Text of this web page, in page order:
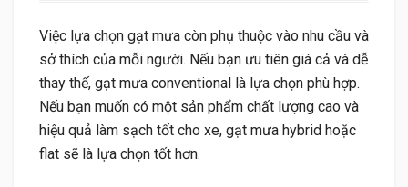
Việc lựa chọn gạt mưa còn phụ thuộc vào nhu cầu và
sở thích của mỗi người. Nếu bạn ưu tiên giá cả và dễ
thay thế, gạt mưa conventional là lựa chọn phù hợp.
Nếu bạn muốn có một sản phẩm chất lượng cao và
hiệu quả làm sạch tốt cho xe, gạt mưa hybrid hoặc
flat sẽ là lựa chọn tốt hơn.